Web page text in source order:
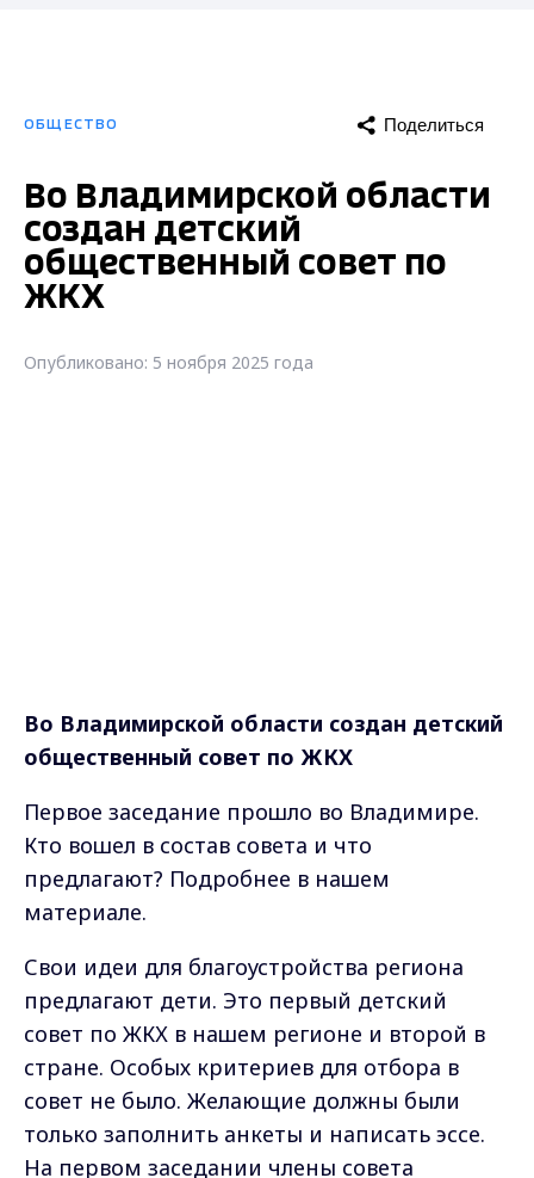
ОБЩЕСТВО Поделиться
Во Владимирской области
создан детский
общественный совет по
ЖКХ
Опубликовано: 5 ноября 2025 года
Во Владимирской области создан детский
общественный совет по ЖКХ
Первое заседание прошло во Владимире.
Кто вошел в состав совета и что
предлагают? Подробнее в нашем
материале.
Свои идеи для благоустройства региона
предлагают дети. Это первый детский
совет по ЖКХ в нашем регионе и второй в
стране. Особых критериев для отбора в
совет не было. Желающие должны были
только заполнить анкеты и написать эссе.
На первом заседании члены совета